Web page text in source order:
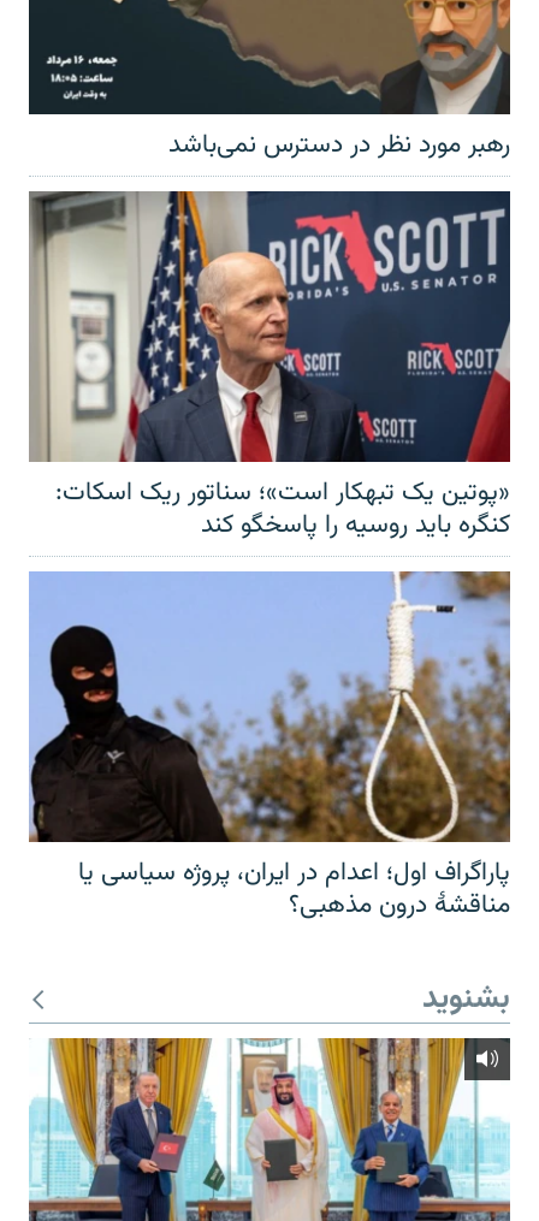
رهبر مورد نظر در دسترس نمی‌باشد
«پوتین یک تبهکار است»؛ سناتور ریک اسکات:
کنگره باید روسیه را پاسخگو کند
پاراگراف اول؛ اعدام در ایران، پروژه سیاسی یا
مناقشهٔ درون مذهبی؟
بشنوید